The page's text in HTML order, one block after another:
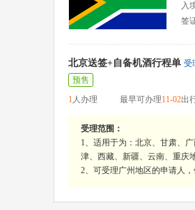
入
签
北京送签+自备机酒行程单 受
预售
1人办理 最早可办理11-02出
受理范围：
1、适用于为：北京、甘肃、
津、西藏、新疆、云南、重庆
2、可受理广州地区的申请人